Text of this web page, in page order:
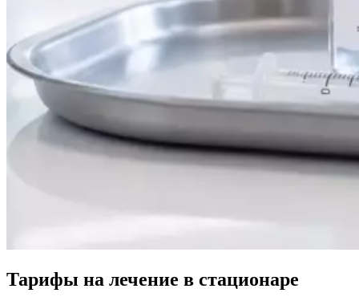
Тарифы на лечение в стационаре